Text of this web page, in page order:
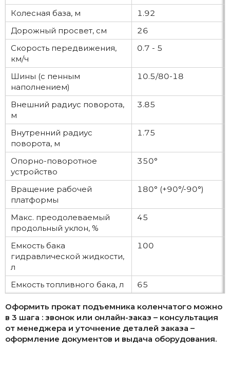
Колесная база, м
1.92
Дорожный просвет, см
26
Скорость передвижения,
км/ч
0.7 - 5
Шины (с пенным
наполнением)
10.5/80-18
Внешний радиус поворота,
м
3.85
Внутренний радиус
поворота, м
1.75
Опорно-поворотное
устройство
350°
Вращение рабочей
платформы
180° (+90°/-90°)
Макс. преодолеваемый
продольный уклон, %
45
Емкость бака
гидравлической жидкости,
л
100
Емкость топливного бака, л 65
Оформить прокат подъемника коленчатого можно
в 3 шага : звонок или онлайн-заказ – консультация
от менеджера и уточнение деталей заказа –
оформление документов и выдача оборудования.